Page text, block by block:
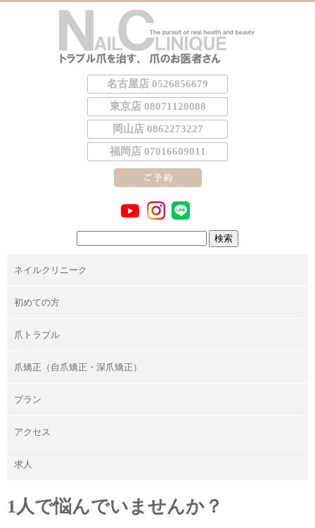
名古屋店 0526856679
東京店 08071120088
岡山店 0862273227
福岡店 07016609011
ネイルクリニーク
初めての方
爪トラブル
爪矯正（自爪矯正・深爪矯正）
プラン
アクセス
求人
1人で悩んでいませんか？